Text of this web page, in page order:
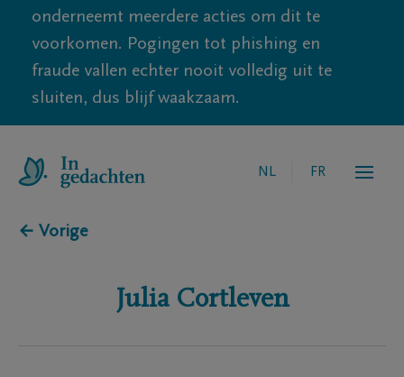
onderneemt meerdere acties om dit te
voorkomen. Pogingen tot phishing en
fraude vallen echter nooit volledig uit te
sluiten, dus blijf waakzaam.
NL FR
← Vorige
Julia Cortleven